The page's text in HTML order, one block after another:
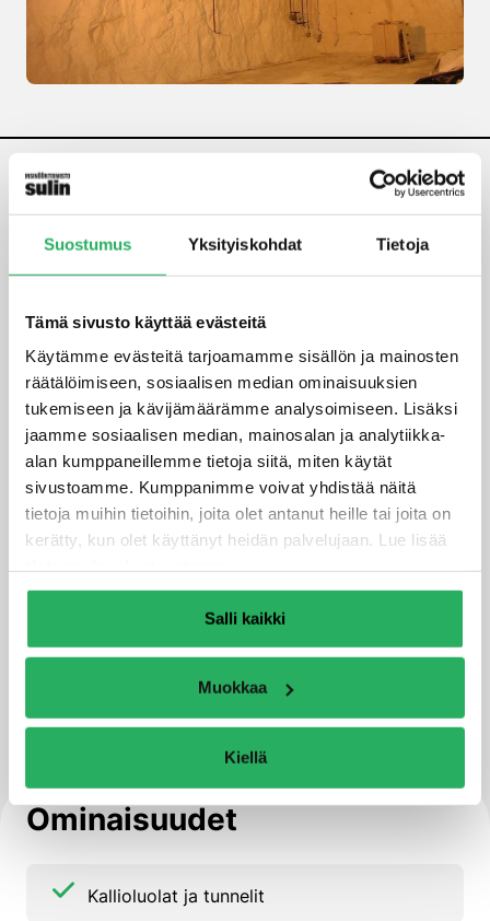
Suostumus Yksityiskohdat Tietoja
Tämä sivusto käyttää evästeitä
Käytämme evästeitä tarjoamamme sisällön ja mainosten
räätälöimiseen, sosiaalisen median ominaisuuksien
tukemiseen ja kävijämäärämme analysoimiseen. Lisäksi
jaamme sosiaalisen median, mainosalan ja analytiikka-
alan kumppaneillemme tietoja siitä, miten käytät
sivustoamme. Kumppanimme voivat yhdistää näitä
tietoja muihin tietoihin, joita olet antanut heille tai joita on
kerätty, kun olet käyttänyt heidän palvelujaan. Lue lisää
Salli kaikki
Muokkaa
Kiellä
Aquella Eristysaine on hienojakoinen,
kiviainespohjainen jauhe, jota veteen sekoitettuna
kosteuden tunkeutuminen pintarakenteen läpi. Tuote
soveltuu käytettäväksi aikaisemmin
käsittelemättömille tai hiekkapuhaltamalla
Ominaisuudet
Kallioluolat ja tunnelit